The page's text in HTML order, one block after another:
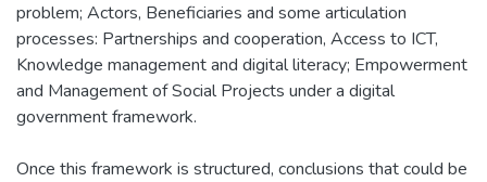
problem; Actors, Beneficiaries and some articulation
processes: Partnerships and cooperation, Access to ICT,
Knowledge management and digital literacy; Empowerment
and Management of Social Projects under a digital
government framework.
Once this framework is structured, conclusions that could be